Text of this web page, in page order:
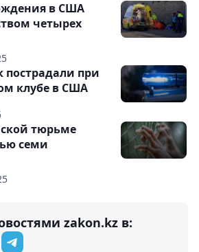
в США
четырех
пострадали при
клубе в США
тюрьме
семи
zakon.kz в: